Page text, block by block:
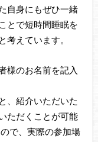
自身にもぜひ一緒
とで短時間睡眠を
考えています。
様のお名前を記入
、紹介いただいた
ただくことが可能
で、実際の参加場